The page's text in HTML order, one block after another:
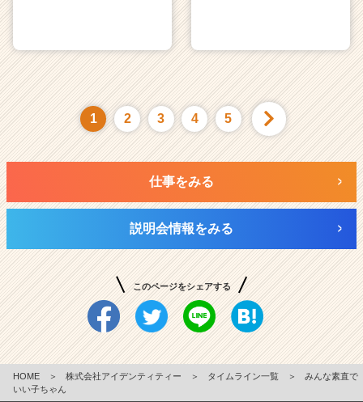
1 2 3 4 5
仕事をみる
説明会情報をみる
このページをシェアする
HOME ＞ 株式会社アイデンティティー ＞ タイムライン一覧 ＞
みんな素直で
いい子ちゃん